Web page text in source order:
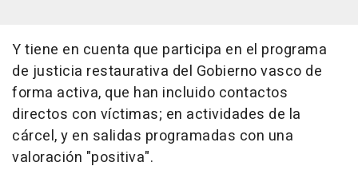
Y tiene en cuenta que participa en el programa
de justicia restaurativa del Gobierno vasco de
forma activa, que han incluido contactos
directos con víctimas; en actividades de la
cárcel, y en salidas programadas con una
valoración "positiva".